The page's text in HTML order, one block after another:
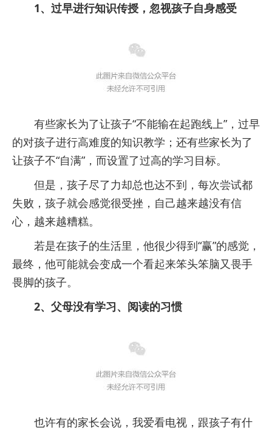
1、过早进行知识传授，忽视孩子自身感受
有些家长为了让孩子“不能输在起跑线上”，过早
的对孩子进行高难度的知识教学；还有些家长为了
让孩子不“自满”，而设置了过高的学习目标。
但是，孩子尽了力却总也达不到，每次尝试都
失败，孩子就会感觉很受挫，自己越来越没有信
心，越来越糟糕。
若是在孩子的生活里，他很少得到“赢”的感觉，
最终，他可能就会变成一个看起来笨头笨脑又畏手
畏脚的孩子。
2、父母没有学习、阅读的习惯
也许有的家长会说，我爱看电视，跟孩子有什